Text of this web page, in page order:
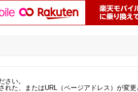
さい。
た、またはURL（ページアドレス）が変更